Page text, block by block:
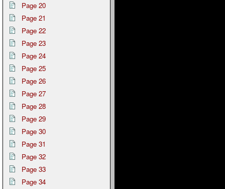
Page 20
Page 21
Page 22
Page 23
Page 24
Page 25
Page 26
Page 27
Page 28
Page 29
Page 30
Page 31
Page 32
Page 33
Page 34